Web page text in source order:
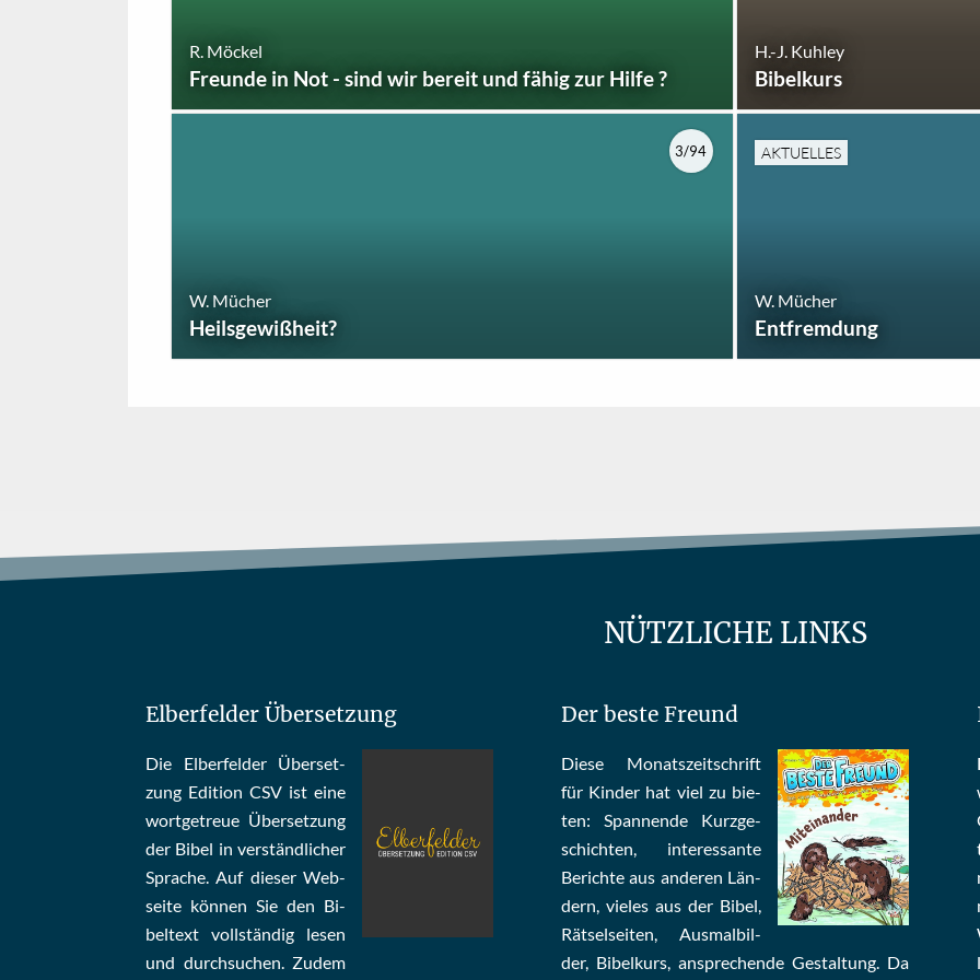
R. Möckel
Freunde in Not - sind wir bereit und fähig zur Hilfe ?
H.-J. Kuhley
Bibelkurs
W. Mücher
Heilsgewißheit?
3/94 AKTUELLES
W. Mücher
Entfremdung
NÜTZLICHE LINKS
Elberfelder Übersetzung
Die Elber­fel­der Über­set­
zung Edi­tion CSV ist eine
wort­ge­treue Über­set­zung
der Bi­bel in ver­ständ­li­cher
Spra­che. Auf die­ser Web­
sei­te kön­nen Sie den Bi­
bel­text voll­stän­dig le­sen
und durch­su­chen. Zu­dem
Der beste Freund
Die­se Mo­nats­zeit­schrift
für Kin­der hat viel zu bie­
ten: Span­nen­de Kurz­ge­
schich­ten, in­te­res­san­te
Be­rich­te aus an­de­ren Län­
dern, vie­les aus der Bi­bel,
Rät­sel­sei­ten, Aus­mal­bil­
der, Bi­bel­kurs, an­sprech­ende Ge­stal­tung. Da